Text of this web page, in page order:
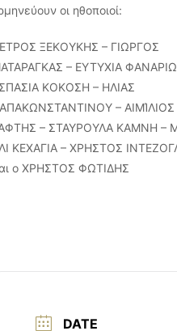
οι ηθοποιοί:
ΞΕΚΟΥΚΗΣ – ΓΙΩΡΓΟΣ
– ΕΥΤΥΧΙΑ
ΚΟΚΟΣΗ – ΗΛΙΑΣ
– ΑΙΜΊΛΙΟΣ
– ΣΤΑΥΡΟΥΛΑ ΚΑΜΝΗ –
ΚΕΧΑΓΙΑ – ΧΡΗΣΤΟΣ
ο ΧΡΗΣΤΟΣ ΦΩΤΙΔΗΣ
DATE